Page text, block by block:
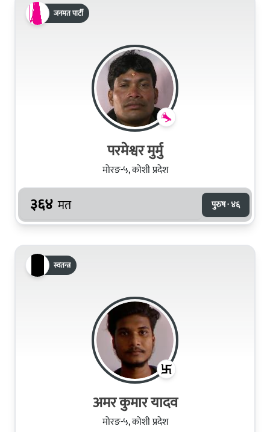
जनमत पार्टी
परमेश्वर मुर्मु
मोरङ-५, कोशी प्रदेश
३६४ मत पुरुष · ४६
स्वतन्त्र
अमर कुमार यादव
मोरङ-५, कोशी प्रदेश